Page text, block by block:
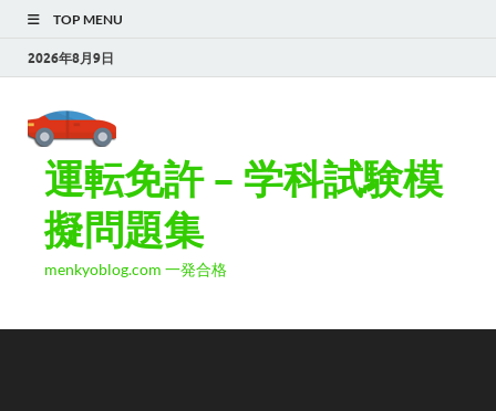
TOP MENU
2026年8月9日
運転免許 – 学科試験模
擬問題集
menkyoblog.com 一発合格